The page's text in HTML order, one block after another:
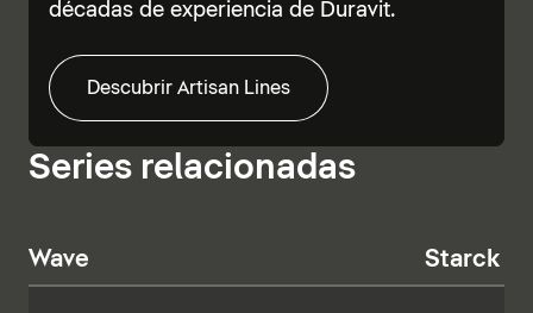
décadas de experiencia de Duravit.
Descubrir Artisan Lines
Series relacionadas
Wave Starck T